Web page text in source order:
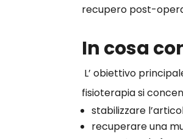
recupero post-
In cosa
L’ obiettivo
fisioterapia si
stabilizzare
recuperare una